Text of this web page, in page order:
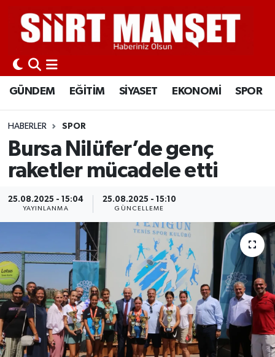
GÜNDEM EĞİTİM SİYASET EKONOMİ SPOR
HABERLER SPOR
Bursa Nilüfer’de genç
raketler mücadele etti
25.08.2025 - 15:04
YAYINLANMA
25.08.2025 - 15:10
GÜNCELLEME
GÜNDEM
EĞİTİM
SİYASET
EKONOMİ
SPOR
İLÇELER
KÜLTÜR-SANAT
SAĞLIK-YAŞAM
Siirt Nöbetçi Eczaneler
Siirt Hava Durumu
Siirt Namaz Vakitleri
Siirt Trafik Yoğunluk Haritası
Süper Lig Puan Durumu ve Fikstür
Tüm Manşetler
Son Dakika Haberleri
Haber Arşivi